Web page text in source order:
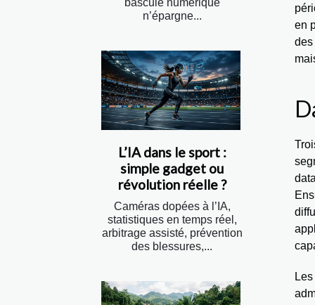
n’épargne...
L’IA dans le sport :
simple gadget ou
révolution réelle ?
Caméras dopées à l’IA,
statistiques en temps réel,
arbitrage assisté, prévention
des blessures,...
en
des